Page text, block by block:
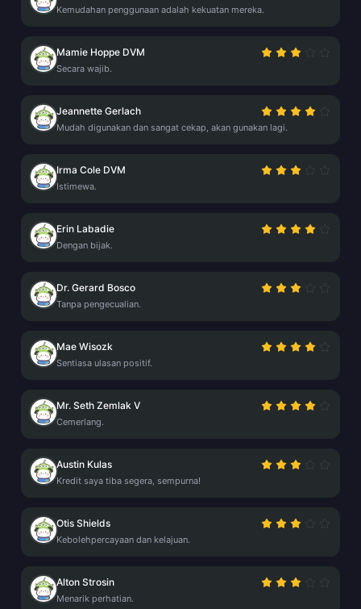
Kemudahan penggunaan adalah kekuatan mereka.
Mamie Hoppe DVM
Secara wajib.
Jeannette Gerlach
Mudah digunakan dan sangat cekap, akan gunakan lagi.
Irma Cole DVM
Istimewa.
Erin Labadie
Dengan bijak.
Dr. Gerard Bosco
Tanpa pengecualian.
Mae Wisozk
Sentiasa ulasan positif.
Mr. Seth Zemlak V
Cemerlang.
Austin Kulas
Kredit saya tiba segera, sempurna!
Otis Shields
Kebolehpercayaan dan kelajuan.
Alton Strosin
Menarik perhatian.